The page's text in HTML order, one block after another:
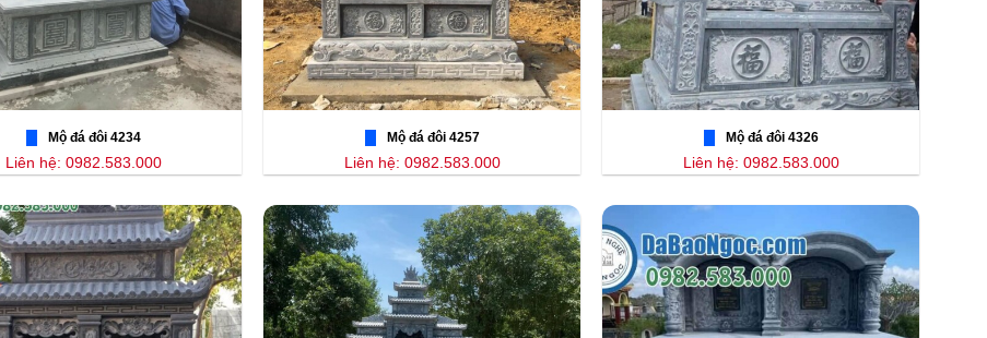
Mộ đá đôi 4234
Liên hệ: 0982.583.000
Mộ đá đôi 4257
Liên hệ: 0982.583.000
Mộ đá đôi 4326
Liên hệ: 0982.583.000